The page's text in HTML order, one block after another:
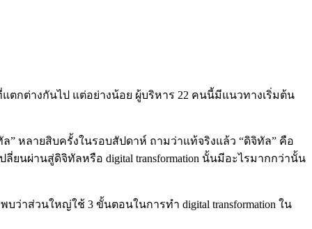
แตกต่างกันไป แต่อย่างน้อย ผู้บริหาร 22 คนนี้มีแนวทางเริ่มต้น
หลายสิบครั้งในรอบสัปดาห์ ถามว่าแท้จริงแล้ว “ดิจิทัล” คือ
ยนผ่านสู่ดิจิทัลหรือ digital transformation นั้นมีอะไรมากกว่านั้น
บว่าส่วนใหญ่ใช้ 3 ขั้นตอนในการทำ digital transformation ใน